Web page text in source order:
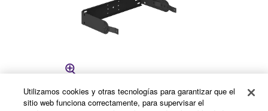
Utilizamos cookies y otras tecnologías para garantizar que el
sitio web funciona correctamente, para supervisar el